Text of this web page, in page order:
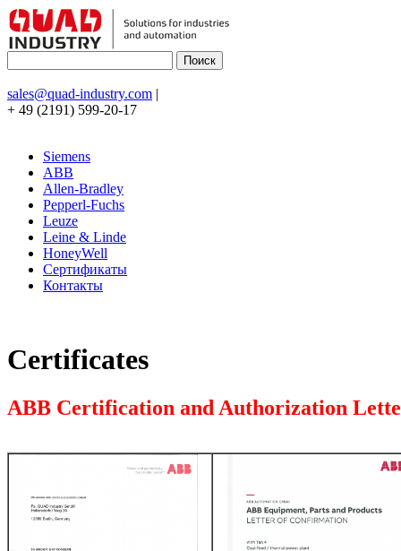
sales@quad-industry.com |
+ 49 (2191) 599-20-17
Siemens
ABB
Allen-Bradley
Pepperl-Fuchs
Leuze
Leine & Linde
HoneyWell
Сертификаты
Контакты
Certificates
ABB Certification and Authorization